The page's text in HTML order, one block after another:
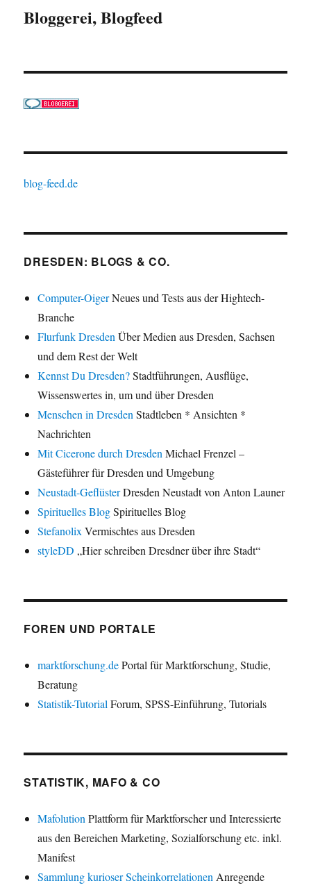
Bloggerei, Blogfeed
blog-feed.de
DRESDEN: BLOGS & CO.
Computer-OigerNeues und Tests aus der Hightech-
Branche
Flurfunk Dresden Über Medien aus Dresden, Sachsen
und dem Rest der Welt
Kennst Du Dresden?Stadtführungen, Ausflüge,
Wissenswertes in, um und über Dresden
Menschen in Dresden Stadtleben * Ansichten *
Nachrichten
Mit Cicerone durch Dresden Michael Frenzel –
Gästeführer für Dresden und Umgebung
Neustadt-GeflüsterDresden Neustadt von Anton Launer
Spirituelles BlogSpirituelles Blog
Stefanolix Vermischtes aus Dresden
styleDD „Hier schreiben Dresdner über ihre Stadt“
FOREN UND PORTALE
marktforschung.dePortal für Marktforschung, Studie,
Beratung
Statistik-Tutorial Forum, SPSS-Einführung, Tutorials
STATISTIK, MAFO & CO
Mafolution Plattform für Marktforscher und Interessierte
aus den Bereichen Marketing, Sozialforschung etc. inkl.
Manifest
Sammlung kurioser Scheinkorrelationen Anregende